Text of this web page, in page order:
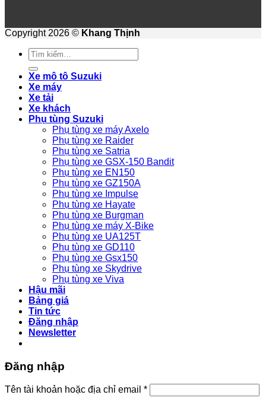
Copyright 2026 © Khang Thịnh
Tìm
kiếm:
Xe mô tô Suzuki
Xe máy
Xe tải
Xe khách
Phụ tùng Suzuki
Phụ tùng xe máy Axelo
Phụ tùng xe Raider
Phụ tùng xe Satria
Phụ tùng xe GSX-150 Bandit
Phụ tùng xe EN150
Phụ tùng xe GZ150A
Phụ tùng xe Impulse
Phụ tùng xe Hayate
Phụ tùng xe Burgman
Phụ tùng xe máy X-Bike
Phụ tùng xe UA125T
Phụ tùng xe GD110
Phụ tùng xe Gsx150
Phụ tùng xe Skydrive
Phụ tùng xe Viva
Hậu mãi
Bảng giá
Tin tức
Đăng nhập
Newsletter
Đăng nhập
Tên tài khoản hoặc địa chỉ email *Bắt